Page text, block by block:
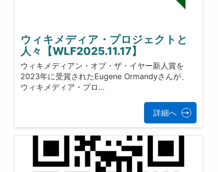
ウィキメディア・プロジェクトと
人々【WLF2025.11.17】
ウィキメディアン・オブ・ザ・イヤー新人賞を
2023年に受賞されたEugene Ormandyさんが、
ウィキメディア・プロ…
詳細へ